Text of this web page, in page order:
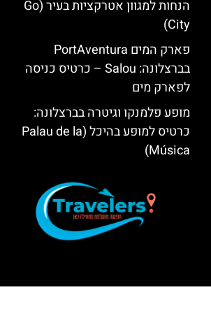
הנחות למגוון אטרקציות בעיר (Go
City)
פארק המים PortAventura
בברצלונה: Salou – כרטיס כניסה
לפארק מים
מופע פלמנקו וגיטרה בברצלונה:
כרטיס למופע בהיכל (Palau de la
Música)